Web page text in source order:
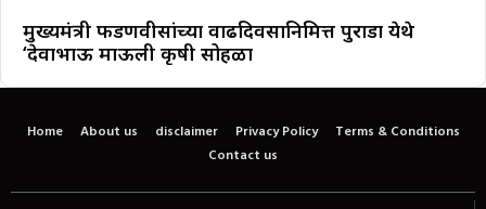
मुख्यमंत्री फडणवीसांच्या वाढदिवसानिमित्त पुराडा येथे
‘देवाभाऊ माऊली कृषी सोहळा
Home About us disclaimer Privacy Policy
Terms & Conditions
Contact us